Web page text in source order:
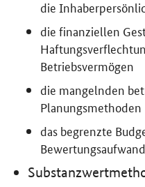
die
die finanziellen
Betriebsvermögen
die mangelnden
Planungsmethoden
das begrenzte
Bewertungsaufwand